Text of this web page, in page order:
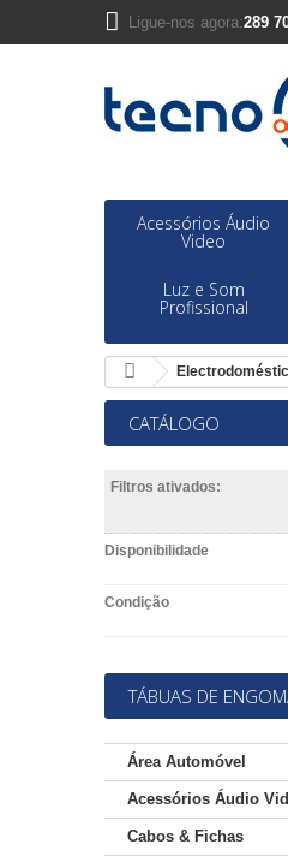
Ligue-nos agora:289
Acessórios Áudio
Video
Luz e Som
Profissional
CATÁLOGO
Filtros ativados:
Disponibilidade
Condição
TÁBUAS DE
Área Automóvel
Acessórios Áudio
Cabos & Fichas